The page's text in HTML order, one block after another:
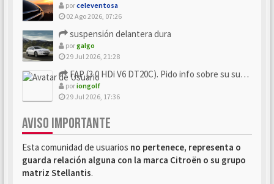
porceleventosa
02 Ago 2026, 07:26
suspensión delantera dura
porgalgo
29 Jul 2026, 21:28
FAP (3.0 HDi V6 DT20C). Pido info sobre su sustitución
poriongolf
29 Jul 2026, 17:36
AVISO IMPORTANTE
Esta comunidad de usuarios no pertenece, representa o
guarda relación alguna con la marca Citroën o su grupo
matriz Stellantis.